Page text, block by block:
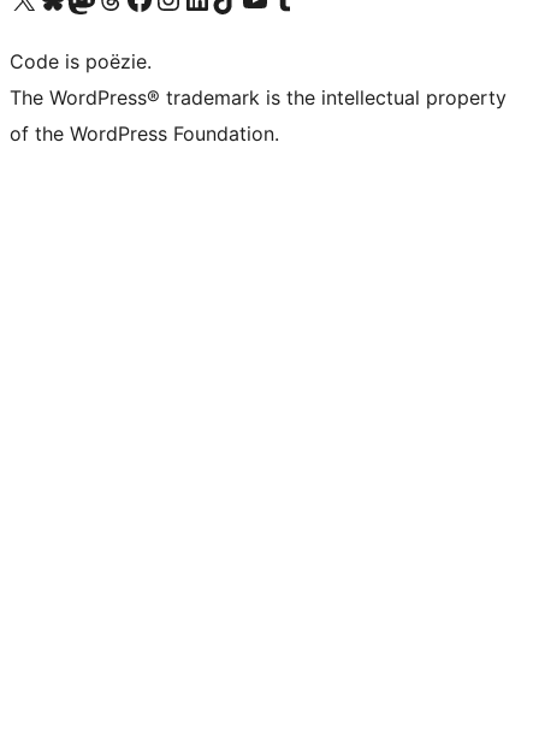
Code is poëzie.
The WordPress® trademark is the intellectual property
of the WordPress Foundation.